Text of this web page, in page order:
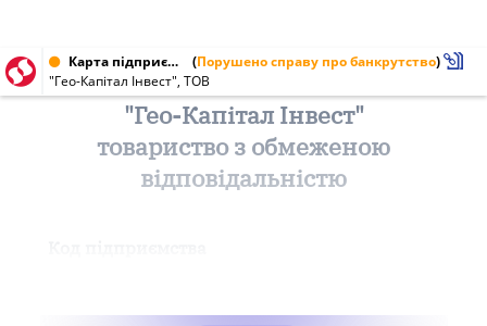
Карта підприємства від 06.05.2010 № 35899912 (Порушено справу про банкрутство)
"Гео-Капітал Інвест", ТОВ
"Гео-Капітал Інвест"
товариство з обмеженою
відповідальністю